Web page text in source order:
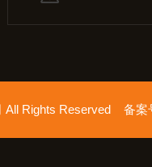
All Rights Reserved 备案